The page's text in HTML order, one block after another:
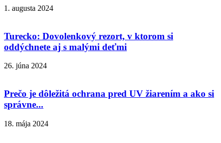
1. augusta 2024
Turecko: Dovolenkový rezort, v ktorom si
oddýchnete aj s malými deťmi
26. júna 2024
Prečo je dôležitá ochrana pred UV žiarením a ako si
správne...
18. mája 2024